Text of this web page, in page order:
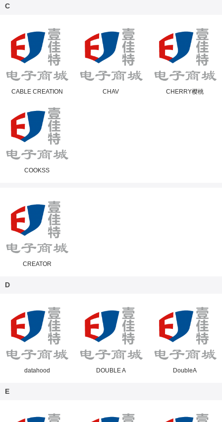
C
CABLE CREATION CHAV CHERRY樱桃
COOKSS
CREATOR
D
datahood DOUBLE A DoubleA
E